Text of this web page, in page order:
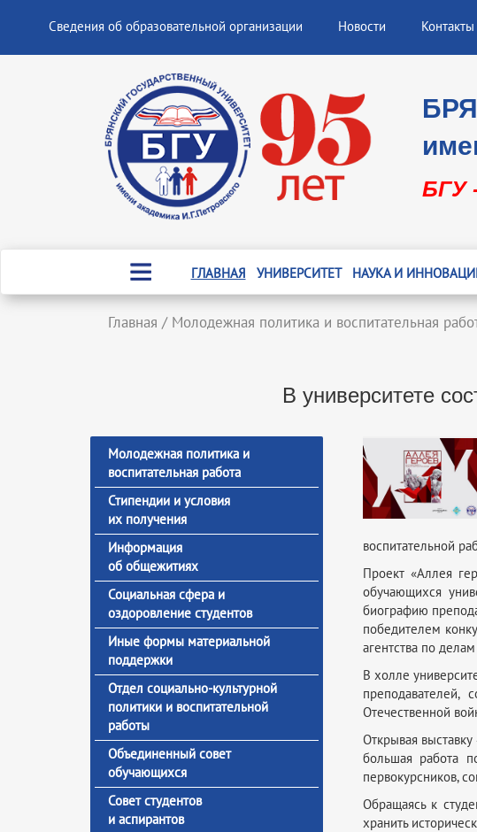
Сведения об образовательной организации Новости Контакты
БГУ
ГЛАВНАЯ УНИВЕРСИТЕТ НАУКА И
Главная / Молодежная политика и воспитательная
В университете
Молодежная политика и
воспитательная работа
Стипендии и условия
их получения
Информация
об общежитиях
Социальная сфера и
оздоровление студентов
Иные формы материальной
поддержки
Отдел социально-культурной
политики и воспитательной
работы
Объединенный совет
обучающихся
Совет студентов
и аспирантов
воспитательной
Проект «Аллея
обучающихся
биографию
победителем
агентства по
В холле
преподавателей,
Отечественной
Открывая
большая работа
первокурсников,
Обращаясь к
хранить